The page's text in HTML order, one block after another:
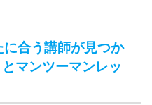
合う講師が見つか
マンツーマンレッ